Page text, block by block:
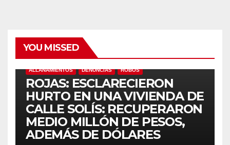
YOU MISSED
ALLANAMIENTOS DENUNCIAS ROBOS
ROJAS: ESCLARECIERON
HURTO EN UNA VIVIENDA DE
CALLE SOLÍS: RECUPERARON
MEDIO MILLÓN DE PESOS,
ADEMÁS DE DÓLARES